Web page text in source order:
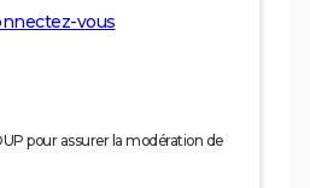
vous
pour assurer la modération de